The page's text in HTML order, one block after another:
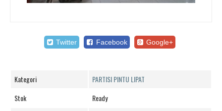
Twitter Facebook Google+
Kategori
PARTISI PINTU LIPAT
Stok
Ready